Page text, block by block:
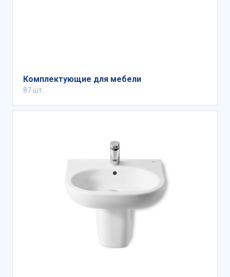
Комплектующие для мебели
87 шт.